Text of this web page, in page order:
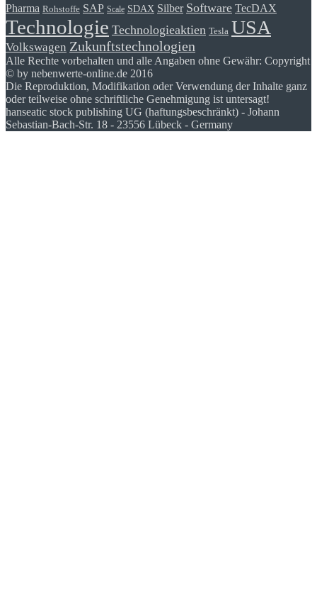
Pharma Rohstoffe SAP Scale SDAX Silber Software TecDAX
Technologie Technologieaktien Tesla USA
Volkswagen Zukunftstechnologien
Alle Rechte vorbehalten und alle Angaben ohne Gewähr: Copyright
© by nebenwerte-online.de 2016
Die Reproduktion, Modifikation oder Verwendung der Inhalte ganz
oder teilweise ohne schriftliche Genehmigung ist untersagt!
hanseatic stock publishing UG (haftungsbeschränkt) - Johann
Sebastian-Bach-Str. 18 - 23556 Lübeck - Germany